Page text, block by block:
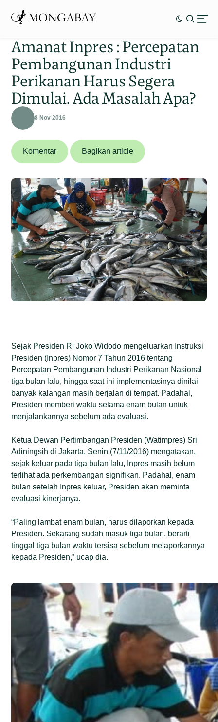
Amanat Inpres : Percepatan
Pembangunan Industri
Perikanan Harus Segera
Dimulai. Ada Masalah Apa?
8 Nov 2016
Komentar Bagikan article
Sejak Presiden RI Joko Widodo mengeluarkan Instruksi
Presiden (Inpres) Nomor 7 Tahun 2016 tentang
Percepatan Pembangunan Industri Perikanan Nasional
tiga bulan lalu, hingga saat ini implementasinya dinilai
banyak kalangan masih berjalan di tempat. Padahal,
Presiden memberi waktu selama enam bulan untuk
menjalankannya sebelum ada evaluasi.
Ketua Dewan Pertimbangan Presiden (Watimpres) Sri
Adiningsih di Jakarta, Senin (7/11/2016) mengatakan,
sejak keluar pada tiga bulan lalu, Inpres masih belum
terlihat ada perkembangan signifikan. Padahal, enam
bulan setelah Inpres keluar, Presiden akan meminta
evaluasi kinerjanya.
“Paling lambat enam bulan, harus dilaporkan kepada
Presiden. Sekarang sudah masuk tiga bulan, berarti
tinggal tiga bulan waktu tersisa sebelum melaporkannya
kepada Presiden,” ucap dia.